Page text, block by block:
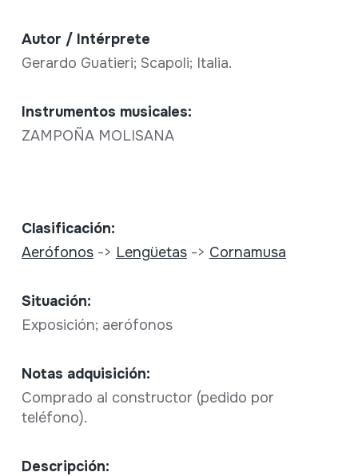
Autor / Intérprete
Gerardo Guatieri; Scapoli; Italia.
Instrumentos musicales:
ZAMPOÑA MOLISANA
Clasificación:
Aerófonos-> Lengüetas-> Cornamusa
Situación:
Exposición; aerófonos
Notas adquisición:
Comprado al constructor (pedido por
teléfono).
Descripción: